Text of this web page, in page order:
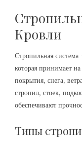
Кровли
Стропильная
которая принимает
покрытия, снега,
стропил, стоек,
обеспечивают
Типы